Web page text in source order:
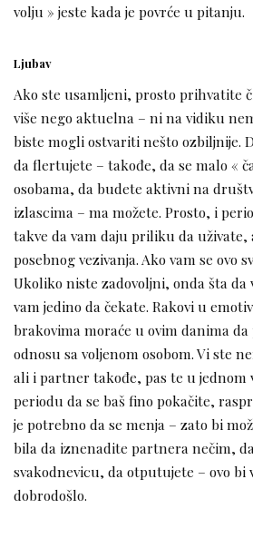
volju » jeste kada je povrće u pitanju.
Ljubav
Ako ste usamljeni, prosto prihvatite
više nego aktuelna – ni na vidiku
biste mogli ostvariti nešto ozbiljnije.
da flertujete – takođe, da se malo «
osobama, da budete aktivni na
izlascima – ma možete. Prosto, i
takve da vam daju priliku da uživate,
posebnog vezivanja. Ako vam se ovo
Ukoliko niste zadovoljni, onda šta da
vam jedino da čekate. Rakovi u
brakovima moraće u ovim danima
odnosu sa voljenom osobom. Vi ste
ali i partner takođe, pas te u jednom
periodu da se baš fino pokačite,
je potrebno da se menja – zato bi
bila da iznenadite partnera nečim,
svakodnevicu, da otputujete – ovo bi
dobrodošlo.